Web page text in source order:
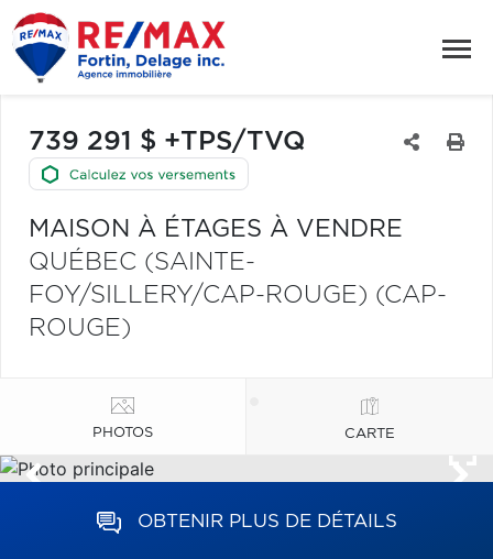
739 291 $ +TPS/TVQ
MAISON À ÉTAGES À VENDRE
QUÉBEC (SAINTE-
FOY/SILLERY/CAP-ROUGE) (CAP-
ROUGE)
PHOTOS CARTE
OBTENIR PLUS DE DÉTAILS